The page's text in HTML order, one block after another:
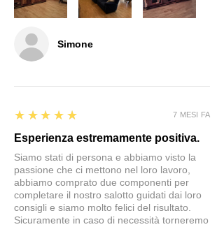
Simone
5
★★★★★
Esperienza estremamente positiva.
Siamo stati di persona e abbiamo visto la
passione che ci mettono nel loro lavoro,
abbiamo comprato due componenti per
completare il nostro salotto guidati dai loro
consigli e siamo molto felici del risultato.
Sicuramente in caso di necessità torneremo
7 MESI FA